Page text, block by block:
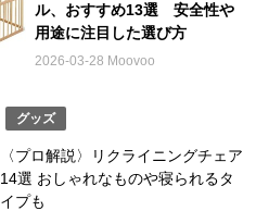
ル、おすすめ13選 安全性や
用途に注目した選び方
2026-03-28 Moovoo
グッズ
〈プロ解説〉リクライニングチェア
14選 おしゃれなものや寝られるタ
イプも